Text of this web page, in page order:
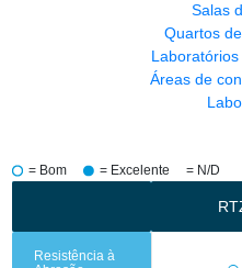
Salas
Quartos
Áreas de
= Bom = Excelente = N/D
Resistência à